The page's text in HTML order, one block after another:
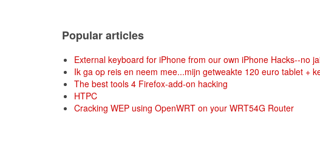
Popular articles
External keyboard for iPhone from our own iPhone Hacks--no
Ik ga op reis en neem mee...mijn getweakte 120 euro tablet +
The best tools 4 Firefox-add-on hacking
HTPC
Cracking WEP using OpenWRT on your WRT54G Router